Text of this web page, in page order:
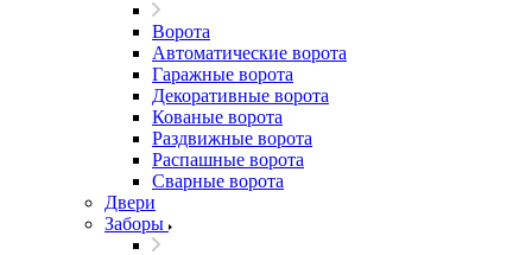
Ворота
Автоматические ворота
Гаражные ворота
Декоративные ворота
Кованые ворота
Раздвижные ворота
Распашные ворота
Сварные ворота
Двери
Заборы